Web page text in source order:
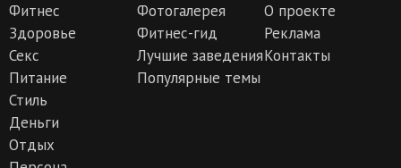
Фитнес
Здоровье
Секс
Питание
Стиль
Деньги
Отдых
Фотогалерея
Фитнес-гид
Лучшие заведения
Популярные темы
О проекте
Реклама
Контакты